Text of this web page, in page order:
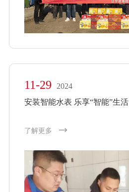
11-29
2024
安装智能水表 乐享“智能”生活
了解更多